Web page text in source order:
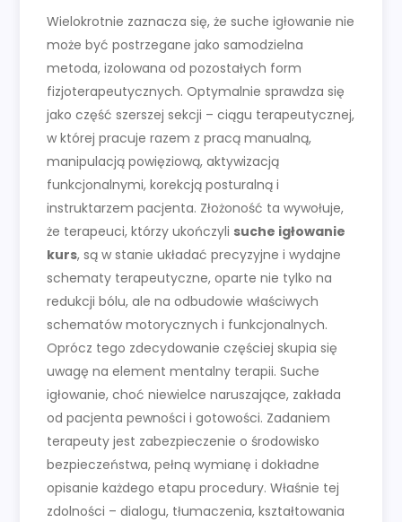
Wielokrotnie zaznacza się, że suche igłowanie nie
może być postrzegane jako samodzielna
metoda, izolowana od pozostałych form
fizjoterapeutycznych. Optymalnie sprawdza się
jako część szerszej sekcji – ciągu terapeutycznej,
w której pracuje razem z pracą manualną,
manipulacją powięziową, aktywizacją
funkcjonalnymi, korekcją posturalną i
instruktarzem pacjenta. Złożoność ta wywołuje,
że terapeuci, którzy ukończyli suche igłowanie
kurs, są w stanie układać precyzyjne i wydajne
schematy terapeutyczne, oparte nie tylko na
redukcji bólu, ale na odbudowie właściwych
schematów motorycznych i funkcjonalnych.
Oprócz tego zdecydowanie częściej skupia się
uwagę na element mentalny terapii. Suche
igłowanie, choć niewielce naruszające, zakłada
od pacjenta pewności i gotowości. Zadaniem
terapeuty jest zabezpieczenie o środowisko
bezpieczeństwa, pełną wymianę i dokładne
opisanie każdego etapu procedury. Właśnie tej
zdolności – dialogu, tłumaczenia, kształtowania